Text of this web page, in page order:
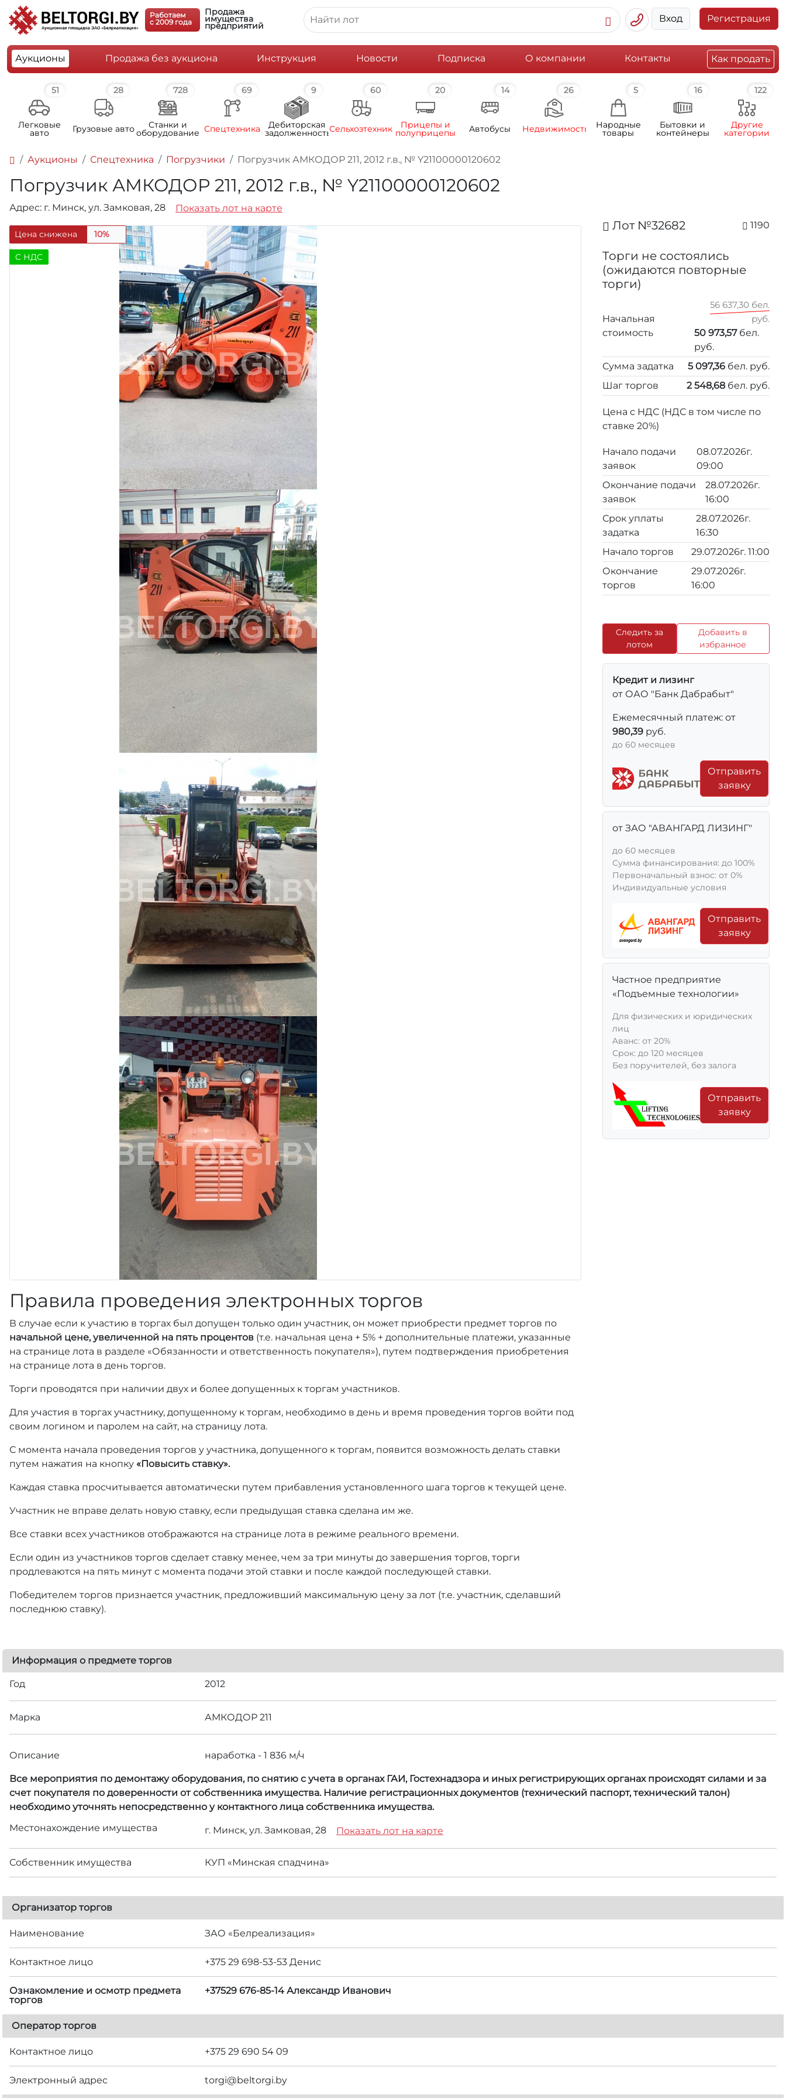
Работаем
c 2009 года
Продажа
имущества
предприятий
Вход Регистрация
Аукционы Продажа без аукциона Инструкция Новости Подписка О компании Контакты Как продать
51
Легковые
авто
28
Грузовые авто
728
Станки и
оборудование
69
Спецтехника
9
Дебиторская
задолженность
60
Сельхозтехника
20
Прицепы и
полуприцепы
14
Автобусы
26
Недвижимость
5
Народные
товары
16
Бытовки и
контейнеры
122
Другие
категории
Аукционы Спецтехника Погрузчики Погрузчик АМКОДОР 211, 2012 г.в., № Y21100000120602
Погрузчик АМКОДОР 211, 2012 г.в., № Y21100000120602
Адрес: г. Минск, ул. Замковая, 28 Показать лот на карте
Цена снижена 10%
C НДС
Правила проведения электронных торгов
В случае если к участию в торгах был допущен только один участник, он может приобрести предмет торгов по
начальной цене, увеличенной на пять процентов (т.е. начальная цена + 5% + дополнительные платежи, указанные
на странице лота в разделе «Обязанности и ответственность покупателя»), путем подтверждения приобретения
на странице лота в день торгов.
Торги проводятся при наличии двух и более допущенных к торгам участников.
Для участия в торгах участнику, допущенному к торгам, необходимо в день и время проведения торгов войти под
своим логином и паролем на сайт, на страницу лота.
С момента начала проведения торгов у участника, допущенного к торгам, появится возможность делать ставки
путем нажатия на кнопку «Повысить ставку».
Каждая ставка просчитывается автоматически путем прибавления установленного шага торгов к текущей цене.
Участник не вправе делать новую ставку, если предыдущая ставка сделана им же.
Все ставки всех участников отображаются на странице лота в режиме реального времени.
Если один из участников торгов сделает ставку менее, чем за три минуты до завершения торгов, торги
продлеваются на пять минут с момента подачи этой ставки и после каждой последующей ставки.
Победителем торгов признается участник, предложивший максимальную цену за лот (т.е. участник, сделавший
последнюю ставку).
Лот №32682 1190
Торги не состоялись
(ожидаются повторные
торги)
Начальная
стоимость
56 637,30 бел.
руб.
50 973,57бел.
руб.
Сумма задатка
5 097,36 бел. руб.
Шаг торгов
2 548,68 бел. руб.
Цена с НДС (НДС в том числе по
ставке 20%)
Начало подачи
заявок
08.07.2026г.
09:00
Окончание подачи
заявок
28.07.2026г.
16:00
Срок уплаты
задатка
28.07.2026г.
16:30
Начало торгов
29.07.2026г. 11:00
Окончание
торгов
29.07.2026г.
16:00
Следить за
лотом
Добавить в
избранное
Кредит и лизинг
от ОАО "Банк Дабрабыт"
Ежемесячный платеж: от
980,39 руб.
до 60 месяцев
Отправить
заявку
от ЗАО "АВАНГАРД ЛИЗИНГ"
до 60 месяцев
Сумма финансирования: до 100%
Первоначальный взнос: от 0%
Индивидуальные условия
Отправить
заявку
Частное предприятие
«Подъемные технологии»
Для физических и юридических
лиц
Aванс: от 20%
Срок: до 120 месяцев
Без поручителей, без залога
Отправить
заявку
Информация о предмете торгов
Год 2012
Марка АМКОДОР 211
Описание наработка - 1 836 м/ч
Все мероприятия по демонтажу оборудования, по снятию с учета в органах ГАИ, Гостехнадзора и иных регистрирующих органах происходят силами и за
счет покупателя по доверенности от собственника имущества. Наличие регистрационных документов (технический паспорт, технический талон)
необходимо уточнять непосредственно у контактного лица собственника имущества.
Местонахождение имущества
г. Минск, ул. Замковая, 28 Показать лот на карте
Собственник имущества КУП «Минская спадчина»
Организатор торгов
Наименование ЗАО «Белреализация»
Контактное лицо +375 29 698-53-53 Денис
Ознакомление и осмотр предмета
торгов
+37529 676-85-14 Александр Иванович
Оператор торгов
Контактное лицо +375 29 690 54 09
Электронный адрес torgi@beltorgi.by